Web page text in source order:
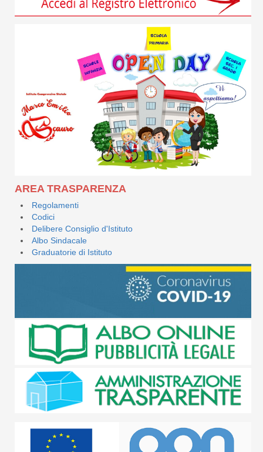
AREA TRASPARENZA
Regolamenti
Codici
Delibere Consiglio d'Istituto
Albo Sindacale
Graduatorie di Istituto